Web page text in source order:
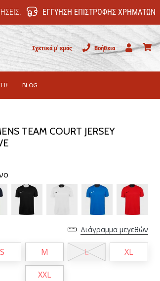
ΕΓΓΎΗΣΗ ΕΠΙΣΤΡΟΦΉΣ ΧΡΗΜΆΤΩΝ
Σχετικά μ' εμάς
Βοήθεια
Χρήστης
BLOG
TEAM COURT JERSEY
Διάγραμμα μεγεθών
S M L XL
XXL